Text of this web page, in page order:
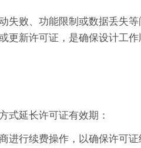
失败、功能限制或数据丢失
新许可证，是确保设计工作
式延长许可证有效期：
行续费操作，以确保许可证